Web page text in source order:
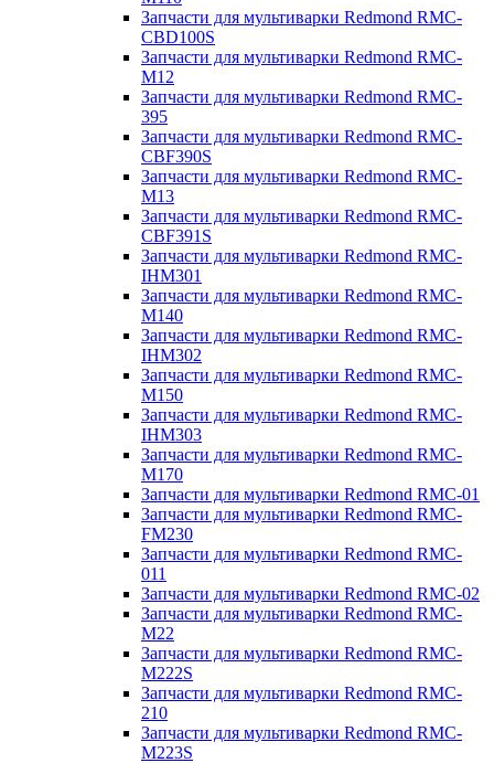
Запчасти для мультиварки Redmond RMC-
CBD100S
Запчасти для мультиварки Redmond RMC-
M12
Запчасти для мультиварки Redmond RMC-
395
Запчасти для мультиварки Redmond RMC-
CBF390S
Запчасти для мультиварки Redmond RMC-
M13
Запчасти для мультиварки Redmond RMC-
CBF391S
Запчасти для мультиварки Redmond RMC-
IHM301
Запчасти для мультиварки Redmond RMC-
M140
Запчасти для мультиварки Redmond RMC-
IHM302
Запчасти для мультиварки Redmond RMC-
M150
Запчасти для мультиварки Redmond RMC-
IHM303
Запчасти для мультиварки Redmond RMC-
M170
Запчасти для мультиварки Redmond RMC-01
Запчасти для мультиварки Redmond RMC-
FM230
Запчасти для мультиварки Redmond RMC-
011
Запчасти для мультиварки Redmond RMC-02
Запчасти для мультиварки Redmond RMC-
M22
Запчасти для мультиварки Redmond RMC-
M222S
Запчасти для мультиварки Redmond RMC-
210
Запчасти для мультиварки Redmond RMC-
M223S